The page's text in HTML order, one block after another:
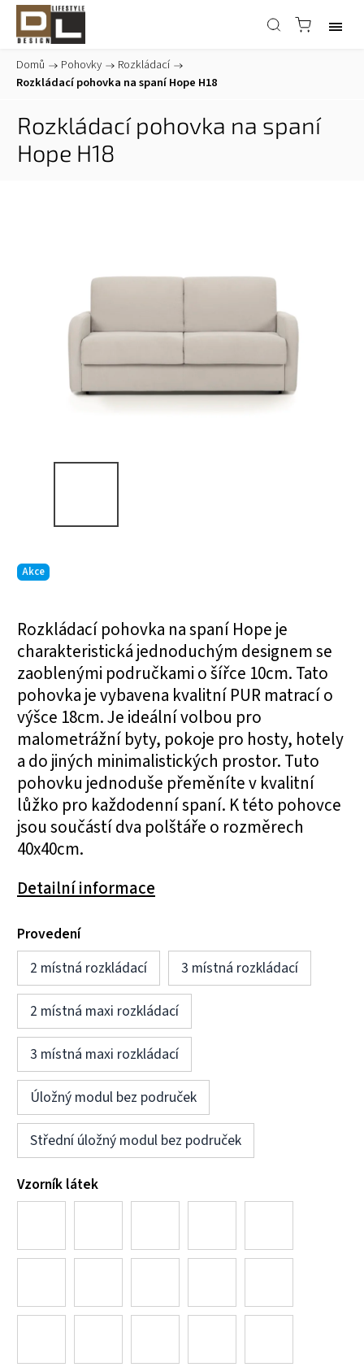
Domů / Pohovky / Rozkládací /
Rozkládací pohovka na spaní Hope H18
Rozkládací pohovka na spaní
Hope H18
Rozkládací pohovka na spaní Hope je
charakteristická jednoduchým designem se
zaoblenými područkami o šířce 10cm. Tato
pohovka je vybavena kvalitní PUR matrací o
výšce 18cm. Je ideální volbou pro
malometrážní byty, pokoje pro hosty, hotely
a do jiných minimalistických prostor. Tuto
pohovku jednoduše přeměníte v kvalitní
lůžko pro každodenní spaní. K této pohovce
jsou součástí dva polštáře o rozměrech
40x40cm.
Detailní informace
Akce
Provedení
2 místná rozkládací
3 místná rozkládací
2 místná maxi rozkládací
3 místná maxi rozkládací
Úložný modul bez područek
Střední úložný modul bez područek
Vzorník látek